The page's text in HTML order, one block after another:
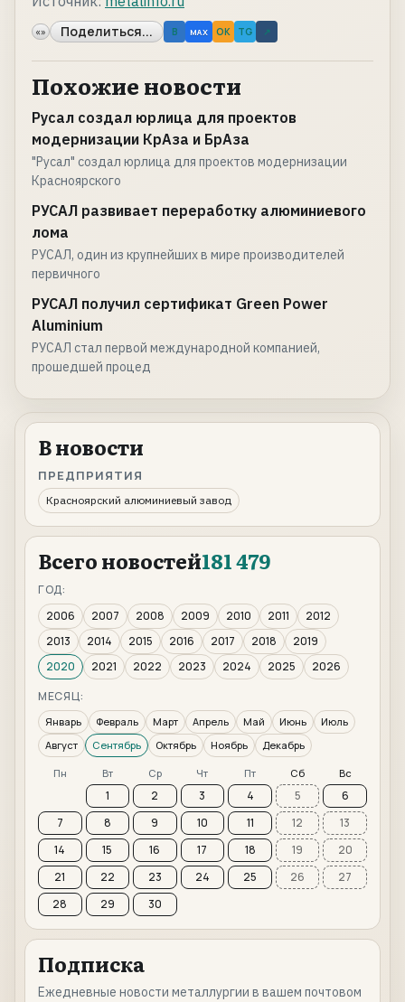
«» Поделиться... B MAX OK TG ↗
Похожие новости
Русал создал юрлица для проектов
модернизации КрАза и БрАза
"Русал" создал юрлица для проектов модернизации
Красноярского
РУСАЛ развивает переработку алюминиевого
лома
РУСАЛ, один из крупнейших в мире производителей
первичного
РУСАЛ получил сертификат Green Power
Aluminium
РУСАЛ стал первой международной компанией,
прошедшей процед
В новости
ПРЕДПРИЯТИЯ
Красноярский алюминиевый завод
Всего новостей181 479
ГОД:
2006
2007 2008 2009 2010 2011
2012
2013
2014 2015 2016 2017 2018
2019
2020
2021 2022 2023 2024 2025
2026
МЕСЯЦ:
Январь Февраль Март Апрель Май Июнь
Июль
Август
Сентябрь Октябрь Ноябрь Декабрь
Пн Вт Ср Чт Пт Сб Вс
1 2 3 4 5
6
7
8 9 10 11 12
13
14
15 16 17 18 19
20
21
22 23 24 25 26
27
28
29 30
Подписка
Ежедневные новости металлургии в вашем почтовом